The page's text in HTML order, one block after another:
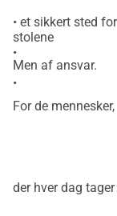
• et sikkert sted
stolene
•
•
Men af ansvar.
For de mennesker,
der hver dag